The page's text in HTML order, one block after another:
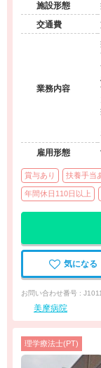
施設形態
交通費
業務内容
雇用形態
賞与あり 扶養手当
年間休日110日以上
気になる
お問い合わせ番号 :
美摩病院
理学療法士(PT)